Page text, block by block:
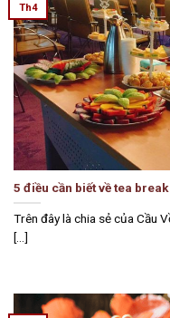
5 điều cần biết về tea
Trên đây là chia sẻ của Cầu
[...]
Th4